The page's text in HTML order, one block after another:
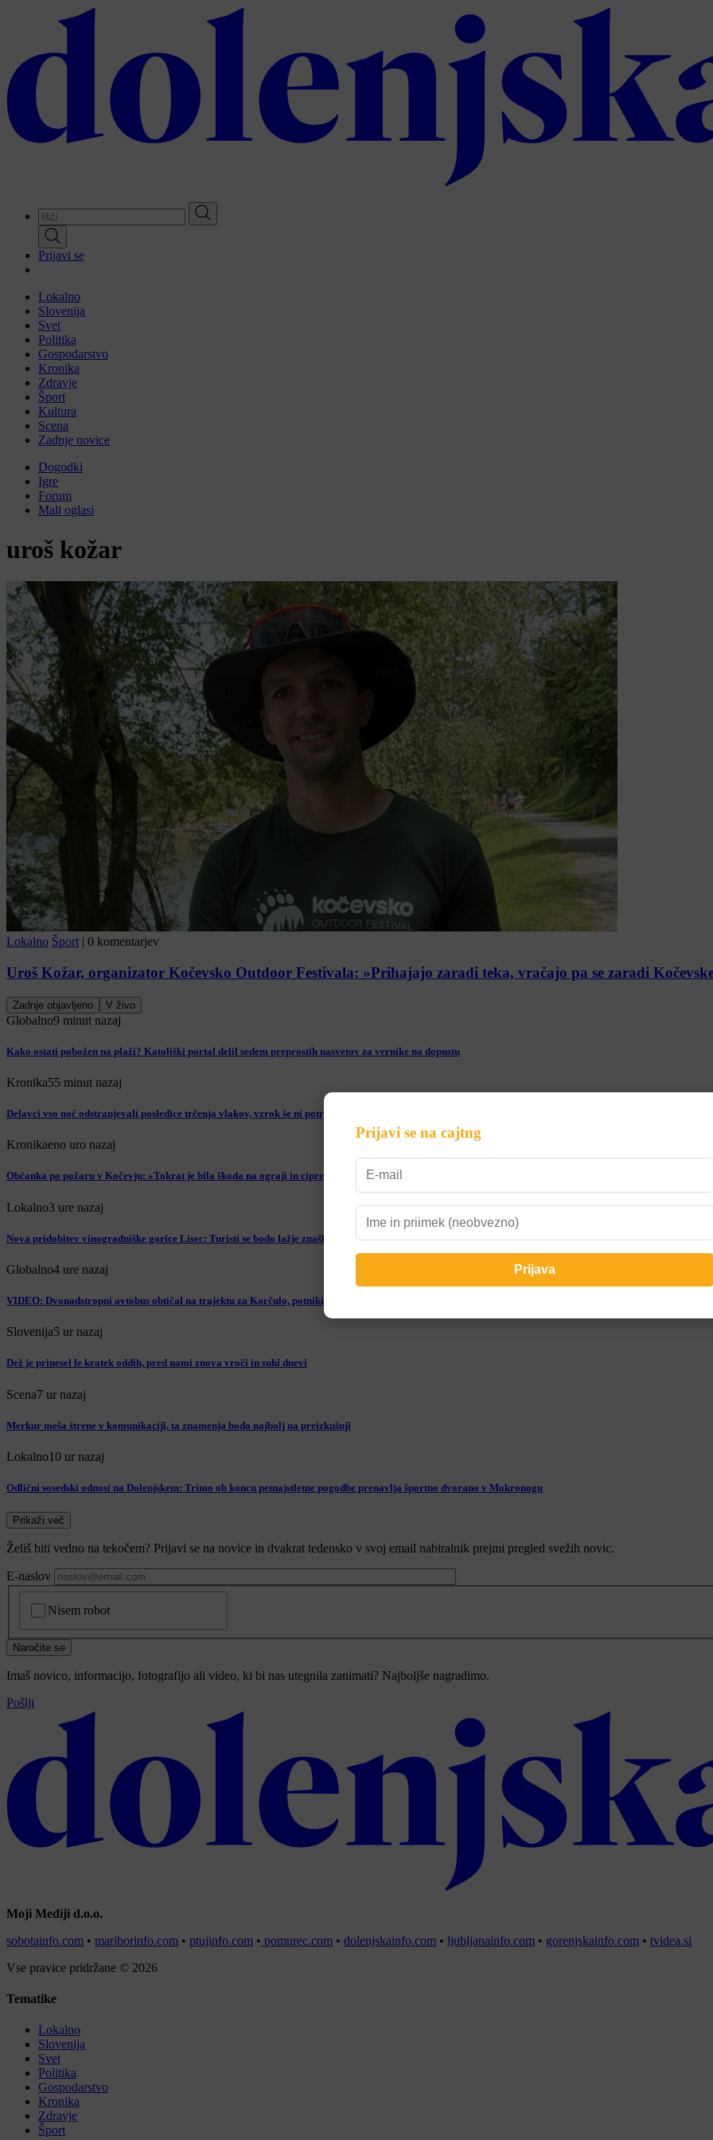
content
Prijavi se
Lokalno
Slovenija
Svet
Politika
Gospodarstvo
Kronika
Zdravje
Šport
Kultura
Scena
Zadnje novice
Dogodki
Igre
Forum
Mali oglasi
uroš kožar
Lokalno Šport | 0 komentarjev
Uroš Kožar, organizator Kočevsko Outdoor Festivala: »Prihajajo zaradi teka, vračajo pa se zaradi
Zadnje objavljeno V živo
Globalno9 minut nazaj
Kako ostati pobožen na plaži? Katoliški portal delil sedem preprostih nasvetov za vernike na dopustu
Kronika55 minut nazaj
Delavci vso noč odstranjevali posledice trčenja vlakov, vzrok še ni potrjen
Kronikaeno uro nazaj
Občanka po požaru v Kočevju: »Tokrat je bila škoda na ograji in cipresah – naslednjič je lahko ogrožena hiša ali celo človeško življenje«
Lokalno3 ure nazaj
Nova pridobitev vinogradniške gorice Lisec: Turisti se bodo lažje znašli
Globalno4 ure nazaj
VIDEO: Dvonadstropni avtobus obtičal na trajektu za Korčulo, potniki ga skušali premakniti z zibanjem
Slovenija5 ur nazaj
Dež je prinesel le kratek oddih, pred nami znova vroči in suhi dnevi
Scena7 ur nazaj
Merkur meša štrene v komunikaciji, ta znamenja bodo najbolj na preizkušnji
Lokalno10 ur nazaj
Odlični sosedski odnosi na Dolenjskem: Trimo ob koncu petnajstletne pogodbe prenavlja športno dvorano v Mokronogu
Prikaži več
Želiš biti vedno na tekočem? Prijavi se na novice in dvakrat tedensko v svoj email nabiralnik prejmi pregled svežih novic.
E-naslov
Nisem robot
Naročite se
Imaš novico, informacijo, fotografijo ali video, ki bi nas utegnila zanimati? Najboljše nagradimo.
Pošlji
Moji Mediji d.o.o.
sobotainfo.com • mariborinfo.com • ptujinfo.com • pomurec.com • dolenjskainfo.com • ljubljanainfo.com • gorenjskainfo.com • tvidea.si
Vse pravice pridržane © 2026
Tematike
Lokalno
Slovenija
Svet
Politika
Gospodarstvo
Kronika
Zdravje
Šport
Prijavi se na cajtng